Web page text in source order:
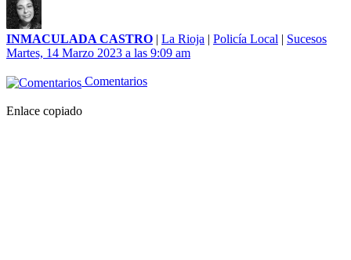
INMACULADA CASTRO | La Rioja | Policía Local | Sucesos
Martes, 14 Marzo 2023 a las 9:09 am
Comentarios
Enlace copiado